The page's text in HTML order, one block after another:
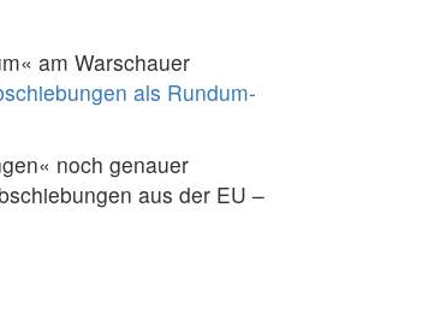
am Warschauer
als Rundum-
noch genauer
aus der EU –